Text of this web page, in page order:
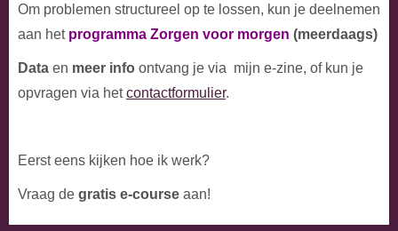
Om problemen structureel op te lossen, kun je deelnemen
aan het programma Zorgen voor morgen (meerdaags)
Data en meer info ontvang je via mijn e-zine, of kun je
opvragen via hetcontactformulier.
Eerst eens kijken hoe ik werk?
Vraag de gratis e-course aan!